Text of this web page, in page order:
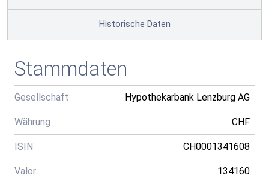
Historische Daten
Stammdaten
Gesellschaft Hypothekarbank Lenzburg AG
Währung CHF
ISIN CH0001341608
Valor 134160